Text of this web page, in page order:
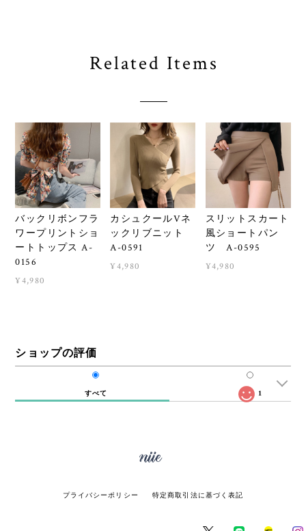
Related Items
バックリボンフラ
ワープリントショ
ートトップス A-
0156
¥4,980
カシュクールVネ
ックリブニット
A-0591
¥4,980
スリットスカート
風ショートパン
ツ A-0595
¥4,980
ショップの評価
すべて 1
プライバシーポリシー 特定商取引法に基づく表記